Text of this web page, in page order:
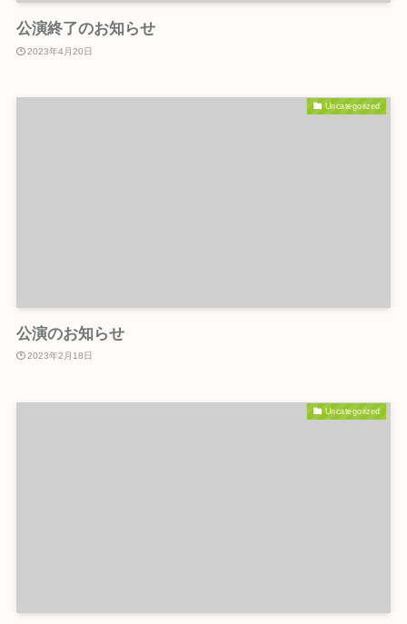
公演終了のお知らせ
2023年4月20日
Uncategorized
公演のお知らせ
2023年2月18日
Uncategorized